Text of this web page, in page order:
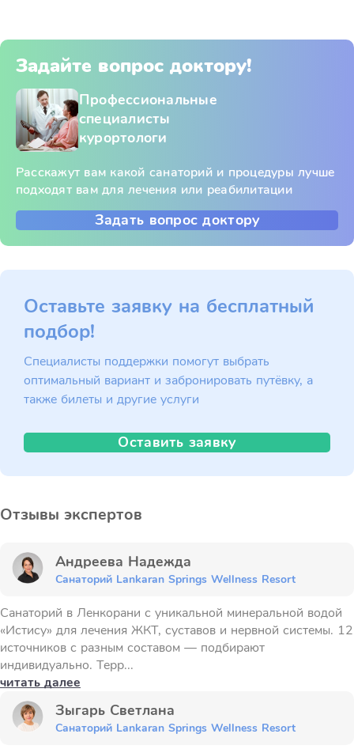
Задайте вопрос доктору!
Профессиональные
специалисты
курортологи
Расскажут вам какой санаторий и процедуры лучше
подходят вам для лечения или реабилитации
Задать вопрос доктору
Оставьте заявку на бесплатный
подбор!
Специалисты поддержки помогут выбрать
оптимальный вариант и забронировать путёвку, а
также билеты и другие услуги
Оставить заявку
Отзывы экспертов
Андреева Надежда
Санаторий Lankaran Springs Wellness Resort
Санаторий в Ленкорани с уникальной минеральной водой
«Истису» для лечения ЖКТ, суставов и нервной системы. 12
источников с разным составом — подбирают
индивидуально. Терр...
читать далее
Зыгарь Светлана
Санаторий Lankaran Springs Wellness Resort